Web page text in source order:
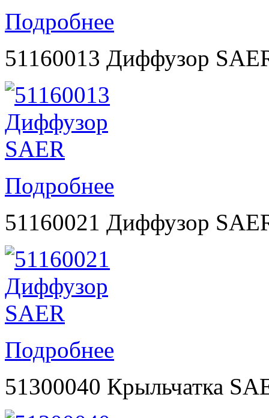
Подробнее
51160013 Диффузор
Подробнее
51160021 Диффузор
Подробнее
51300040 Крыльчатка